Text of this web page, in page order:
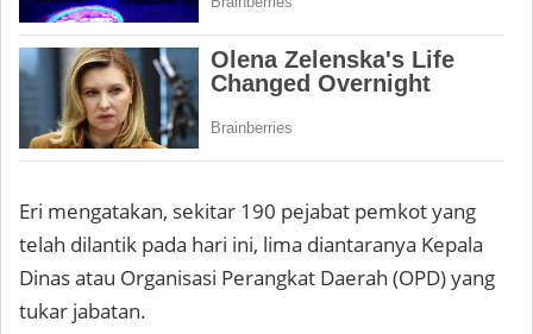
Eri mengatakan, sekitar 190 pejabat pemkot yang
telah dilantik pada hari ini, lima diantaranya Kepala
Dinas atau Organisasi Perangkat Daerah (OPD) yang
tukar jabatan.